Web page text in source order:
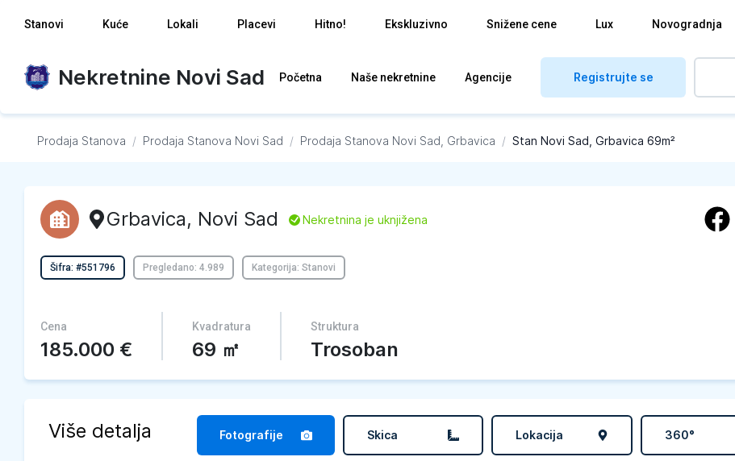
Stanovi Kuće Lokali Placevi Hitno! Ekskluzivno Snižene cene Lux Novogradnja
Nekretnine Novi Sad Početna Naše nekretnine Agencije Registrujte se
Prodaja Stanova / Prodaja Stanova Novi Sad / Prodaja Stanova Novi Sad, Grbavica / Stan Novi Sad, Grbavica 69m²
Grbavica, Novi Sad L Nekretnina je uknjižena
Šifra: #551796 Pregledano: 4.989 Kategorija: Stanovi
Cena
185.000 €
Kvadratura
69 ㎡
Struktura
Trosoban
Više detalja Fotografije Skica Lokacija 360°